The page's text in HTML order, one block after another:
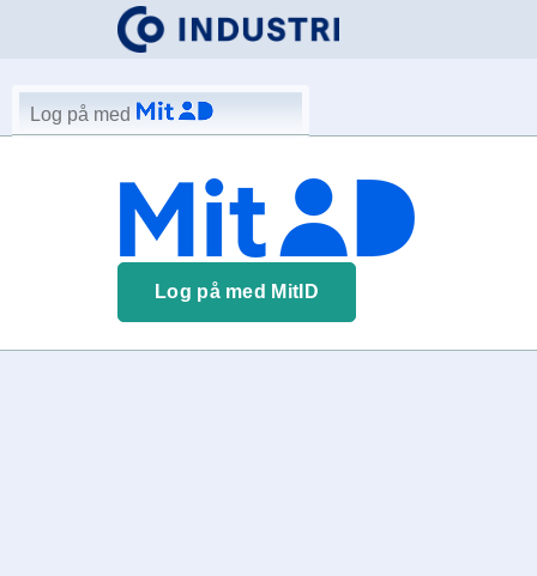
Log på med